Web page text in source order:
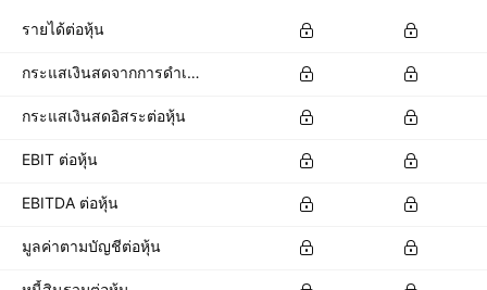
รายได้ต่อหุ้น
กระแสเงินสดจากการดำเนินงานต่อหุ้น
กระแสเงินสดอิสระต่อหุ้น
EBIT ต่อหุ้น
EBITDA ต่อหุ้น
มูลค่าตามบัญชีต่อหุ้น